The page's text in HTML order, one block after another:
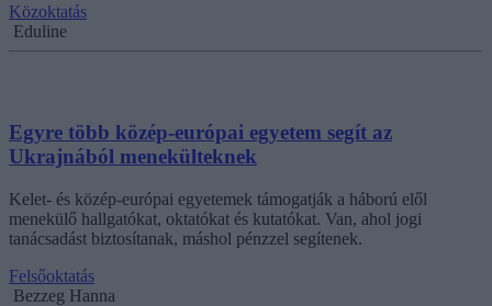
Közoktatás
Eduline
Egyre több közép-európai egyetem segít az
Ukrajnából menekülteknek
Kelet- és közép-európai egyetemek támogatják a háború elől
menekülő hallgatókat, oktatókat és kutatókat. Van, ahol jogi
tanácsadást biztosítanak, máshol pénzzel segítenek.
Felsőoktatás
Bezzeg Hanna